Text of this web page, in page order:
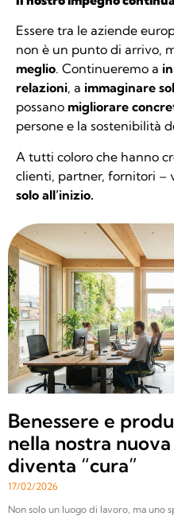
Essere tra le aziende
non è un punto di arrivo,
meglio. Continueremo a
relazioni, a immaginare
possano migliorare
persone e la sostenibilità
A tutti coloro che hanno
clienti, partner, fornitori –
solo all’inizio.
Benessere e
nella nostra
diventa “cura”
17/02/2026
Non solo un luogo di lavoro, ma uno